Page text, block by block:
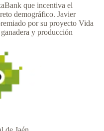
que incentiva el
demográfico. Javier
por su proyecto Vida
y producción